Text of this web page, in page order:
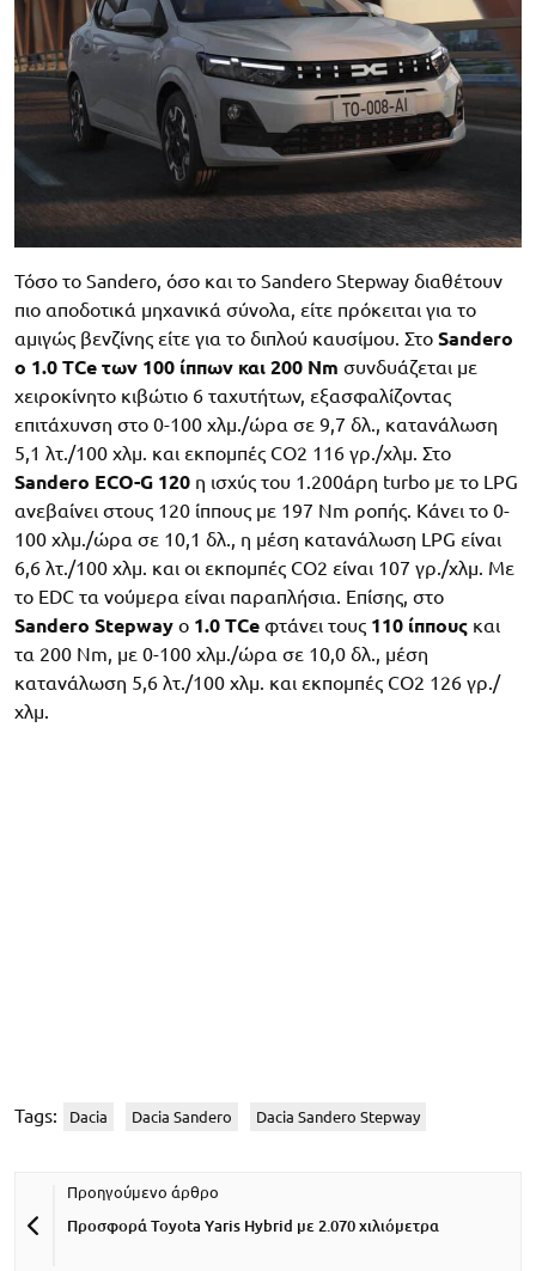
Τόσο το Sandero, όσο και το Sandero Stepway διαθέτουν
πιο αποδοτικά μηχανικά σύνολα, είτε πρόκειται για το
αμιγώς βενζίνης είτε για το διπλού καυσίμου. Στο Sandero
o 1.0 TCe των 100 ίππων και 200 Nm συνδυάζεται με
χειροκίνητο κιβώτιο 6 ταχυτήτων, εξασφαλίζοντας
επιτάχυνση στο 0-100 χλμ./ώρα σε 9,7 δλ., κατανάλωση
5,1 λτ./100 χλμ. και εκπομπές CO2 116 γρ./χλμ. Στο
Sandero ECO-G 120 η ισχύς του 1.200άρη turbo με το LPG
ανεβαίνει στους 120 ίππους με 197 Nm ροπής. Κάνει το 0-
100 χλμ./ώρα σε 10,1 δλ., η μέση κατανάλωση LPG είναι
6,6 λτ./100 χλμ. και οι εκπομπές CO2 είναι 107 γρ./χλμ. Με
το EDC τα νούμερα είναι παραπλήσια. Επίσης, στο
Sandero Stepway ο 1.0 TCe φτάνει τους 110 ίππους και
τα 200 Nm, με 0-100 χλμ./ώρα σε 10,0 δλ., μέση
κατανάλωση 5,6 λτ./100 χλμ. και εκπομπές CO2 126 γρ./
χλμ.
Tags: Dacia Dacia Sandero Dacia Sandero Stepway
Προσφορά Toyota Yaris Hybrid με 2.070 χιλιόμετρα